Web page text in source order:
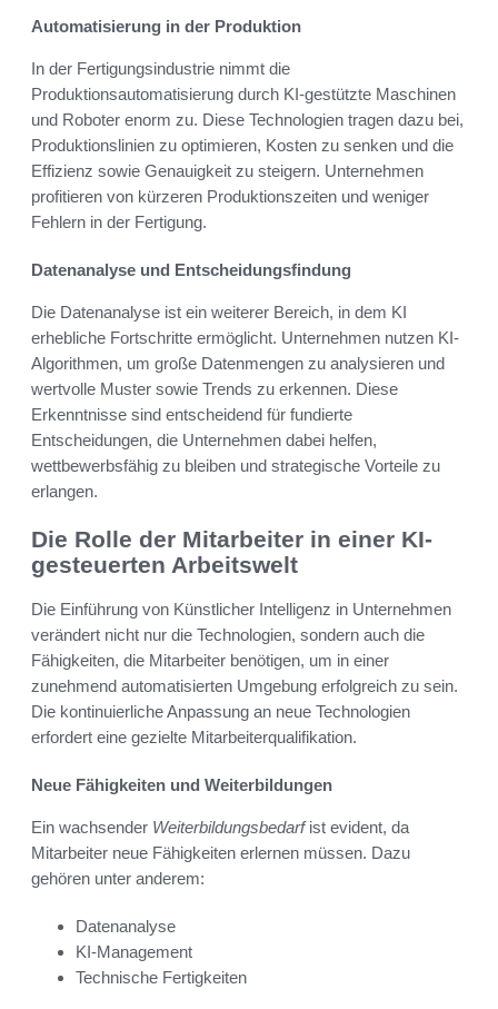
Automatisierung in der Produktion
In der Fertigungsindustrie nimmt die
Produktionsautomatisierung durch KI-gestützte Maschinen
und Roboter enorm zu. Diese Technologien tragen dazu bei,
Produktionslinien zu optimieren, Kosten zu senken und die
Effizienz sowie Genauigkeit zu steigern. Unternehmen
profitieren von kürzeren Produktionszeiten und weniger
Fehlern in der Fertigung.
Datenanalyse und Entscheidungsfindung
Die Datenanalyse ist ein weiterer Bereich, in dem KI
erhebliche Fortschritte ermöglicht. Unternehmen nutzen KI-
Algorithmen, um große Datenmengen zu analysieren und
wertvolle Muster sowie Trends zu erkennen. Diese
Erkenntnisse sind entscheidend für fundierte
Entscheidungen, die Unternehmen dabei helfen,
wettbewerbsfähig zu bleiben und strategische Vorteile zu
erlangen.
Die Rolle der Mitarbeiter in einer KI-
gesteuerten Arbeitswelt
Die Einführung von Künstlicher Intelligenz in Unternehmen
verändert nicht nur die Technologien, sondern auch die
Fähigkeiten, die Mitarbeiter benötigen, um in einer
zunehmend automatisierten Umgebung erfolgreich zu sein.
Die kontinuierliche Anpassung an neue Technologien
erfordert eine gezielte Mitarbeiterqualifikation.
Neue Fähigkeiten und Weiterbildungen
Ein wachsender Weiterbildungsbedarfist evident, da
Mitarbeiter neue Fähigkeiten erlernen müssen. Dazu
gehören unter anderem:
Datenanalyse
KI-Management
Technische Fertigkeiten